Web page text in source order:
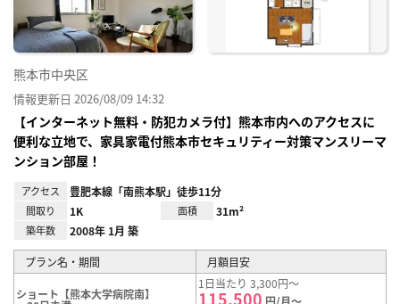
熊本市中央区
情報更新日 2026/08/09 14:32
【インターネット無料・防犯カメラ付】熊本市内へのアクセスに
便利な立地で、家具家電付熊本市セキュリティー対策マンスリーマ
ンション部屋！
アクセス 豊肥本線「南熊本駅」徒歩11分
間取り 1K 面積 31m²
築年数 2008年 1月 築
プラン名・期間 月額目安
ショート【熊本大学病院南】
1日当たり 3,300円～
115,500 円/月～